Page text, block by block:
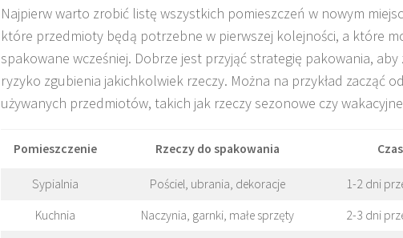
Najpierw warto zrobić listę wszystkich pomieszczeń w nowym
które przedmioty będą potrzebne w pierwszej kolejności, a które
spakowane wcześniej. Dobrze jest przyjąć strategię pakowania,
ryzyko zgubienia jakichkolwiek rzeczy. Można na przykład zacząć
używanych przedmiotów, takich jak rzeczy sezonowe czy
Pomieszczenie Rzeczy do spakowania
Sypialnia Pościel, ubrania, dekoracje 1-2 dni
Kuchnia Naczynia, garnki, małe sprzęty 2-3 dni